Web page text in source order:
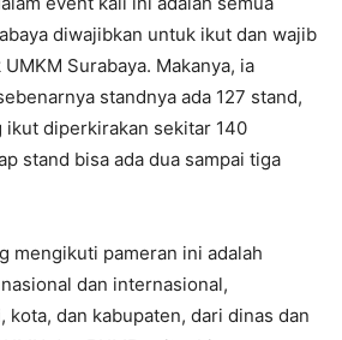
diwajibkan untuk ikut dan wajib
Surabaya. Makanya, ia
standnya ada 127 stand,
ikut diperkirakan sekitar 140
stand bisa ada dua sampai tiga
mengikuti pameran ini adalah
dan internasional,
kota, dan kabupaten, dari dinas dan